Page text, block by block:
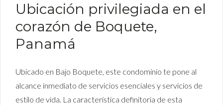
Ubicación privilegiada en el
corazón de Boquete,
Panamá
Ubicado en Bajo Boquete, este condominio te pone al
alcance inmediato de servicios esenciales y servicios de
estilo de vida. La característica definitoria de esta